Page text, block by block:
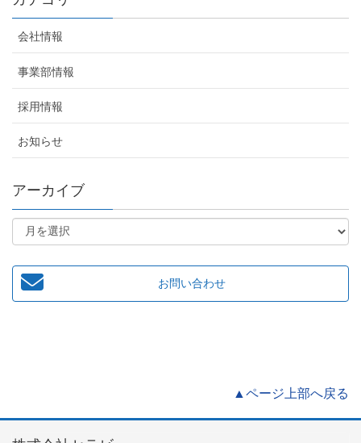
会社情報
事業部情報
採用情報
お知らせ
アーカイブ
お問い合わせ
▲ページ上部へ戻る